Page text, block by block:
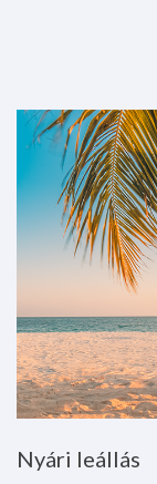
Nyári leállás